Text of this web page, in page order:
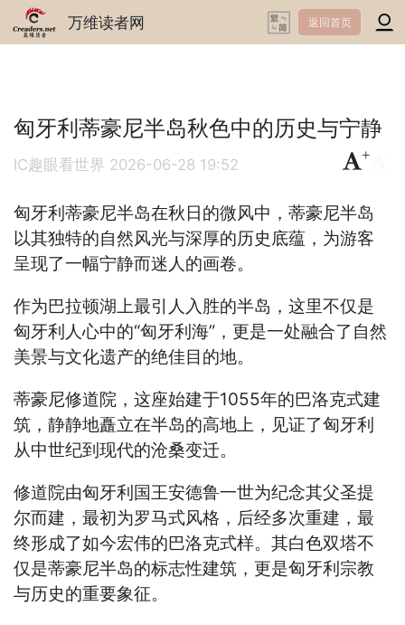
万维读者网 返回首页
匈牙利蒂豪尼半岛秋色中的历史与宁静
IC趣眼看世界 2026-06-28 19:52
+
匈牙利蒂豪尼半岛‌在秋日的微风中，蒂豪尼半岛
以其独特的自然风光与深厚的历史底蕴，为游客
呈现了一幅宁静而迷人的画卷。
作为巴拉顿湖上最引人入胜的半岛，这里不仅是
匈牙利人心中的“匈牙利海”，更是一处融合了自然
美景与文化遗产的绝佳目的地。
蒂豪尼修道院，这座始建于1055年的巴洛克式建
筑，静静地矗立在半岛的高地上，见证了匈牙利
从中世纪到现代的沧桑变迁。
修道院由匈牙利国王安德鲁一世为纪念其父圣提
尔而建，最初为罗马式风格，后经多次重建，最
终形成了如今宏伟的巴洛克式样。其白色双塔不
仅是蒂豪尼半岛的标志性建筑，更是匈牙利宗教
与历史的重要象征。